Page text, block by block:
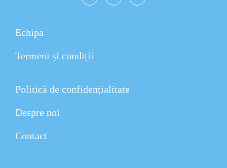
Echipa
Termeni și condiții
Politică de confidențialitate
Despre noi
Contact